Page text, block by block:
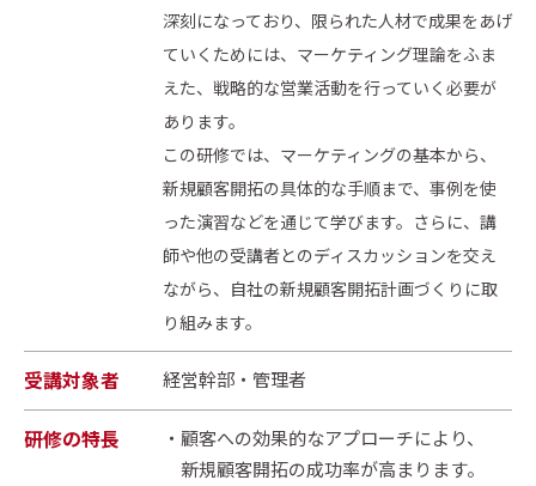
深刻になっており、限られた人材で成果をあげ
ていくためには、マーケティング理論をふま
えた、戦略的な営業活動を行っていく必要が
あります。
この研修では、マーケティングの基本から、
新規顧客開拓の具体的な手順まで、事例を使
った演習などを通じて学びます。さらに、講
師や他の受講者とのディスカッションを交え
ながら、自社の新規顧客開拓計画づくりに取
り組みます。
受講対象者 経営幹部・管理者
研修の特長
顧客への効果的なアプローチにより、
新規顧客開拓の成功率が高まります。